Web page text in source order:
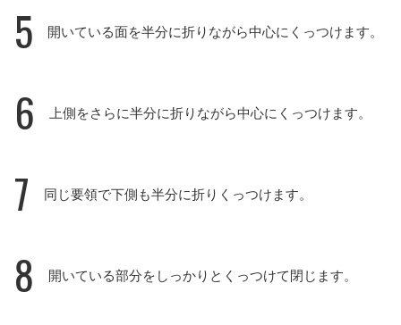
5 開いている面を半分に折りながら中心にくっつけます。
6 上側をさらに半分に折りながら中心にくっつけます。
7 同じ要領で下側も半分に折りくっつけます。
8 開いている部分をしっかりとくっつけて閉じます。